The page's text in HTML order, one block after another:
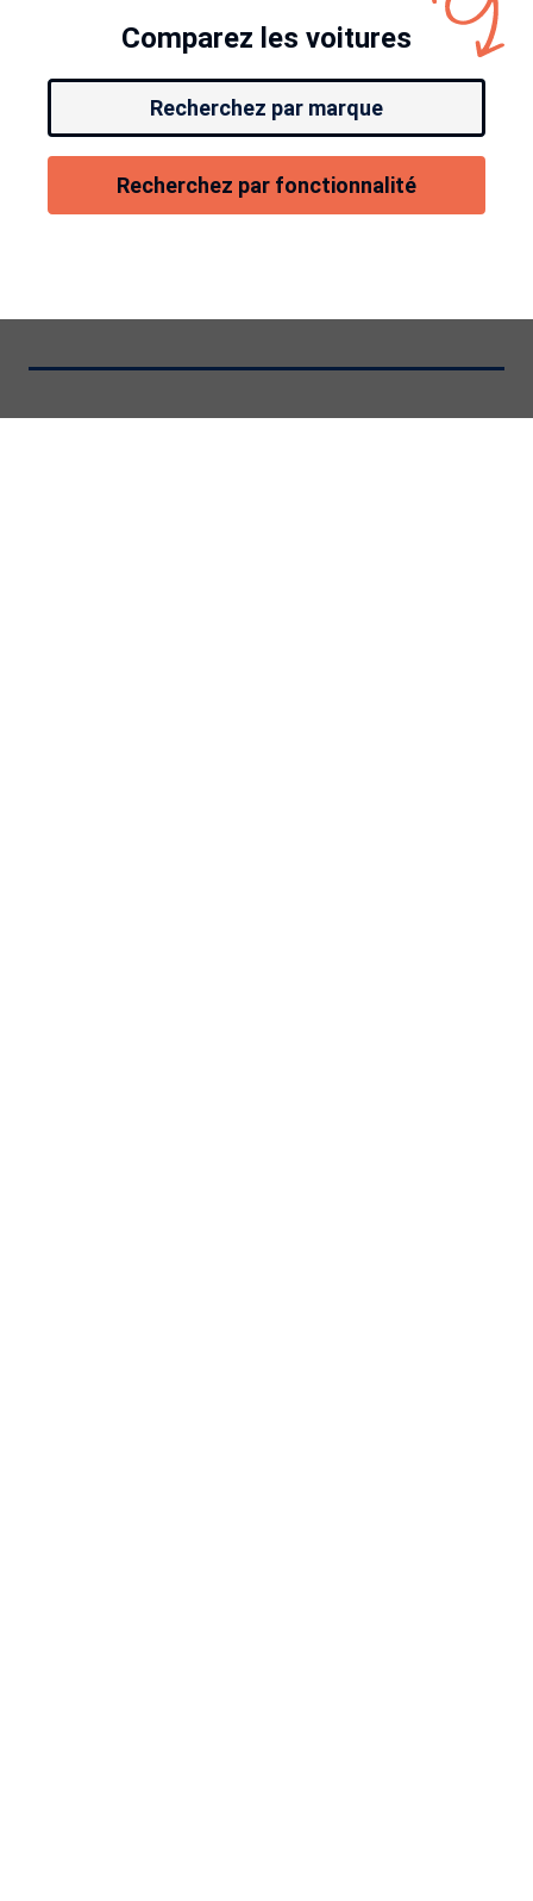
Comparez les voitures
Recherchez par marque
Recherchez par fonctionnalité